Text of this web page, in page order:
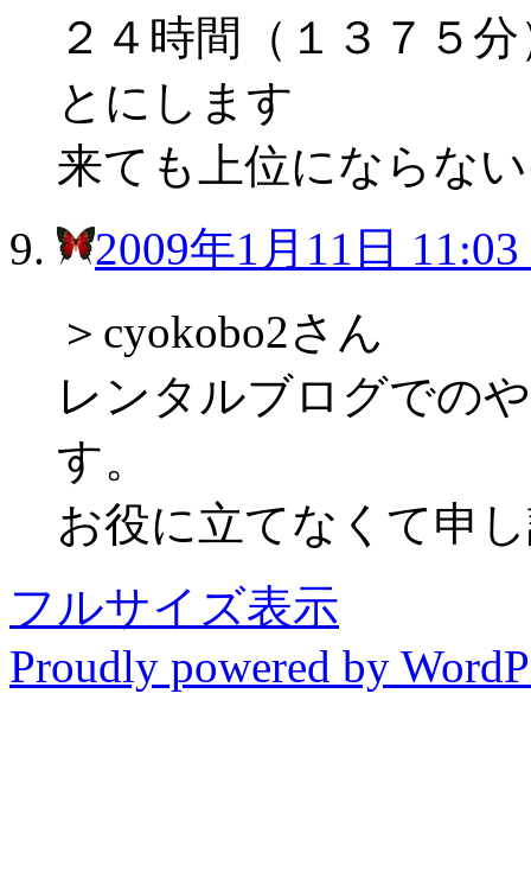
２４時間（１３７５
とにします
来ても上位にならな
2009年1月11日
＞cyokobo2さん
レンタルブログでの
す。
お役に立てなくて申
フルサイズ表示
Proudly powered by